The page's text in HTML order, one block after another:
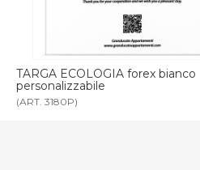
TARGA ECOLOGIA plexiglass
(ART. 2746)